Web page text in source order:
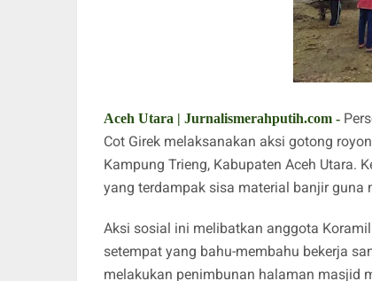
Aceh Utara | Jurnalismerahputih.com -
Cot Girek melaksanakan aksi gotong
Kampung Trieng, Kabupaten Aceh Utara.
yang terdampak sisa material banjir
Aksi sosial ini melibatkan anggota
setempat yang bahu-membahu bekerja
melakukan penimbunan halaman masjid